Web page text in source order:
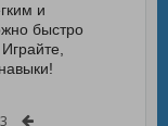
и
быстро